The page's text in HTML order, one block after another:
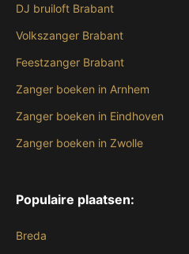
DJ bruiloft Brabant
Volkszanger Brabant
Feestzanger Brabant
Zanger boeken in Arnhem
Zanger boeken in Eindhoven
Zanger boeken in Zwolle
Populaire plaatsen:
Breda